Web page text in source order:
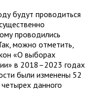
будут проводиться
проводились
можно отметить,
«О выборах
в 2018–2023 годах
были изменены 52
данного